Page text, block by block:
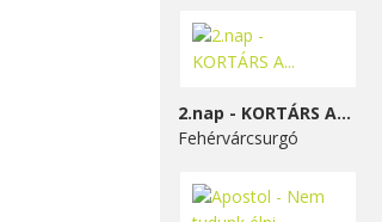
2.nap - KORTÁRS A...
Fehérvárcsurgó